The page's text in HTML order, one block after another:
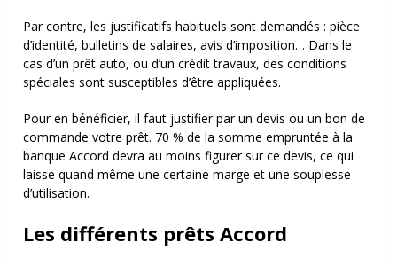
Par contre, les justificatifs habituels sont demandés : pièce
d’identité, bulletins de salaires, avis d’imposition… Dans le
cas d’un prêt auto, ou d’un crédit travaux, des conditions
spéciales sont susceptibles d’être appliquées.
Pour en bénéficier, il faut justifier par un devis ou un bon de
commande votre prêt. 70 % de la somme empruntée à la
banque Accord devra au moins figurer sur ce devis, ce qui
laisse quand même une certaine marge et une souplesse
d’utilisation.
Les différents prêts Accord